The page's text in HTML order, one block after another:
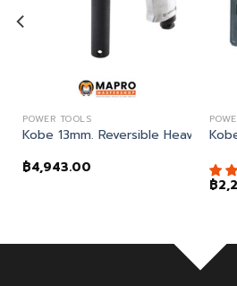
POWER TOOLS
Kobe 13mm. Reversible Heavy Duty
฿4,943.00
฿
POINT & SCRAPER ENG. SCRIBER